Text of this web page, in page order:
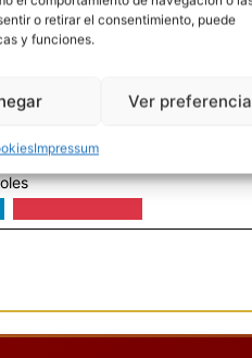
o retirar el consentimiento, puede
y funciones.
Ver
Impressum